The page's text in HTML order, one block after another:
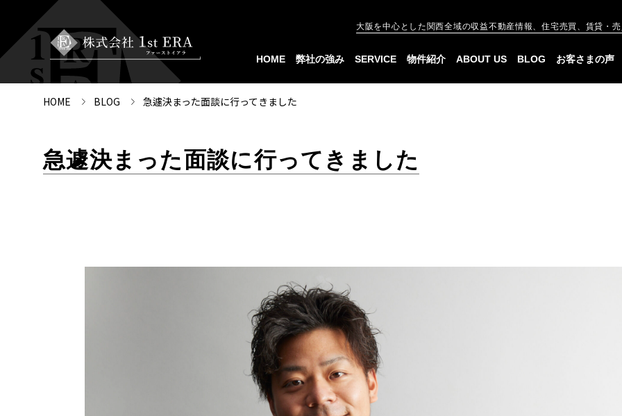
大阪を中心とした関西全域の収益不動産情報、住宅売買、賃貸・
HOME 弊社の強み SERVICE 物件紹介 ABOUT US BLOG お客さまの声
HOME BLOG 急遽決まった面談に行ってきました
急遽決まった面談に行ってきました